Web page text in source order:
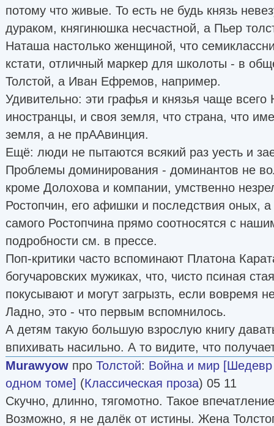
потому что живые. То есть не будь князь
дураком, княгинюшка несчастной, а Пьер
Наташа настолько женщиной, что
кстати, отличный маркер для школоты - в
Толстой, а Иван Ефремов, например.
Удивительно: эти графья и князья чаще
иностранцы, и своя земля, что страна, что
земля, а не прААвинция.
Ещё: люди не пытаются всякий раз уесть и
Проблемы доминирования - доминантов не
кроме Долохова и компании, умственно
Ростопчин, его афишки и последствия оных, а
самого Ростопчина прямо соотносятся с
подробности см. в прессе.
Поп-критики часто вспоминают Платона
богучаровских мужиках, что, чисто псиная
покусывают и могут загрызть, если вовремя
Ладно, это - что первым вспомнилось.
А детям такую большую взрослую книгу
впихивать насильно. А то видите, что
Murawyow про Толстой: Война и мир [Шедевр
одном томе] (Классическая проза) 05 11
Скучно, длинно, тягомотно. Такое
Возможно, я не далёк от истины. Жена